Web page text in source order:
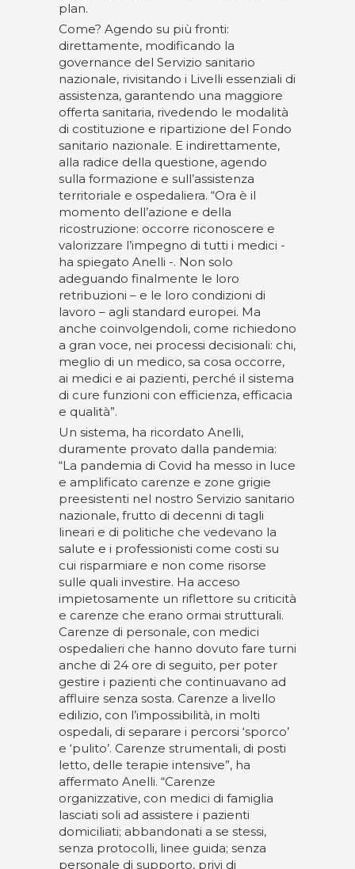
plan.
Come? Agendo su più fronti:
direttamente, modificando la
governance del Servizio sanitario
nazionale, rivisitando i Livelli essenziali di
assistenza, garantendo una maggiore
offerta sanitaria, rivedendo le modalità
di costituzione e ripartizione del Fondo
sanitario nazionale. E indirettamente,
alla radice della questione, agendo
sulla formazione e sull’assistenza
territoriale e ospedaliera. “Ora è il
momento dell’azione e della
ricostruzione: occorre riconoscere e
valorizzare l’impegno di tutti i medici -
ha spiegato Anelli -. Non solo
adeguando finalmente le loro
retribuzioni – e le loro condizioni di
lavoro – agli standard europei. Ma
anche coinvolgendoli, come richiedono
a gran voce, nei processi decisionali: chi,
meglio di un medico, sa cosa occorre,
ai medici e ai pazienti, perché il sistema
di cure funzioni con efficienza, efficacia
e qualità”.
Un sistema, ha ricordato Anelli,
duramente provato dalla pandemia:
“La pandemia di Covid ha messo in luce
e amplificato carenze e zone grigie
preesistenti nel nostro Servizio sanitario
nazionale, frutto di decenni di tagli
lineari e di politiche che vedevano la
salute e i professionisti come costi su
cui risparmiare e non come risorse
sulle quali investire. Ha acceso
impietosamente un riflettore su criticità
e carenze che erano ormai strutturali.
Carenze di personale, con medici
ospedalieri che hanno dovuto fare turni
anche di 24 ore di seguito, per poter
gestire i pazienti che continuavano ad
affluire senza sosta. Carenze a livello
edilizio, con l’impossibilità, in molti
ospedali, di separare i percorsi ‘sporco’
e ‘pulito’. Carenze strumentali, di posti
letto, delle terapie intensive”, ha
affermato Anelli. “Carenze
organizzative, con medici di famiglia
lasciati soli ad assistere i pazienti
domiciliati; abbandonati a se stessi,
senza protocolli, linee guida; senza
personale di supporto, privi di